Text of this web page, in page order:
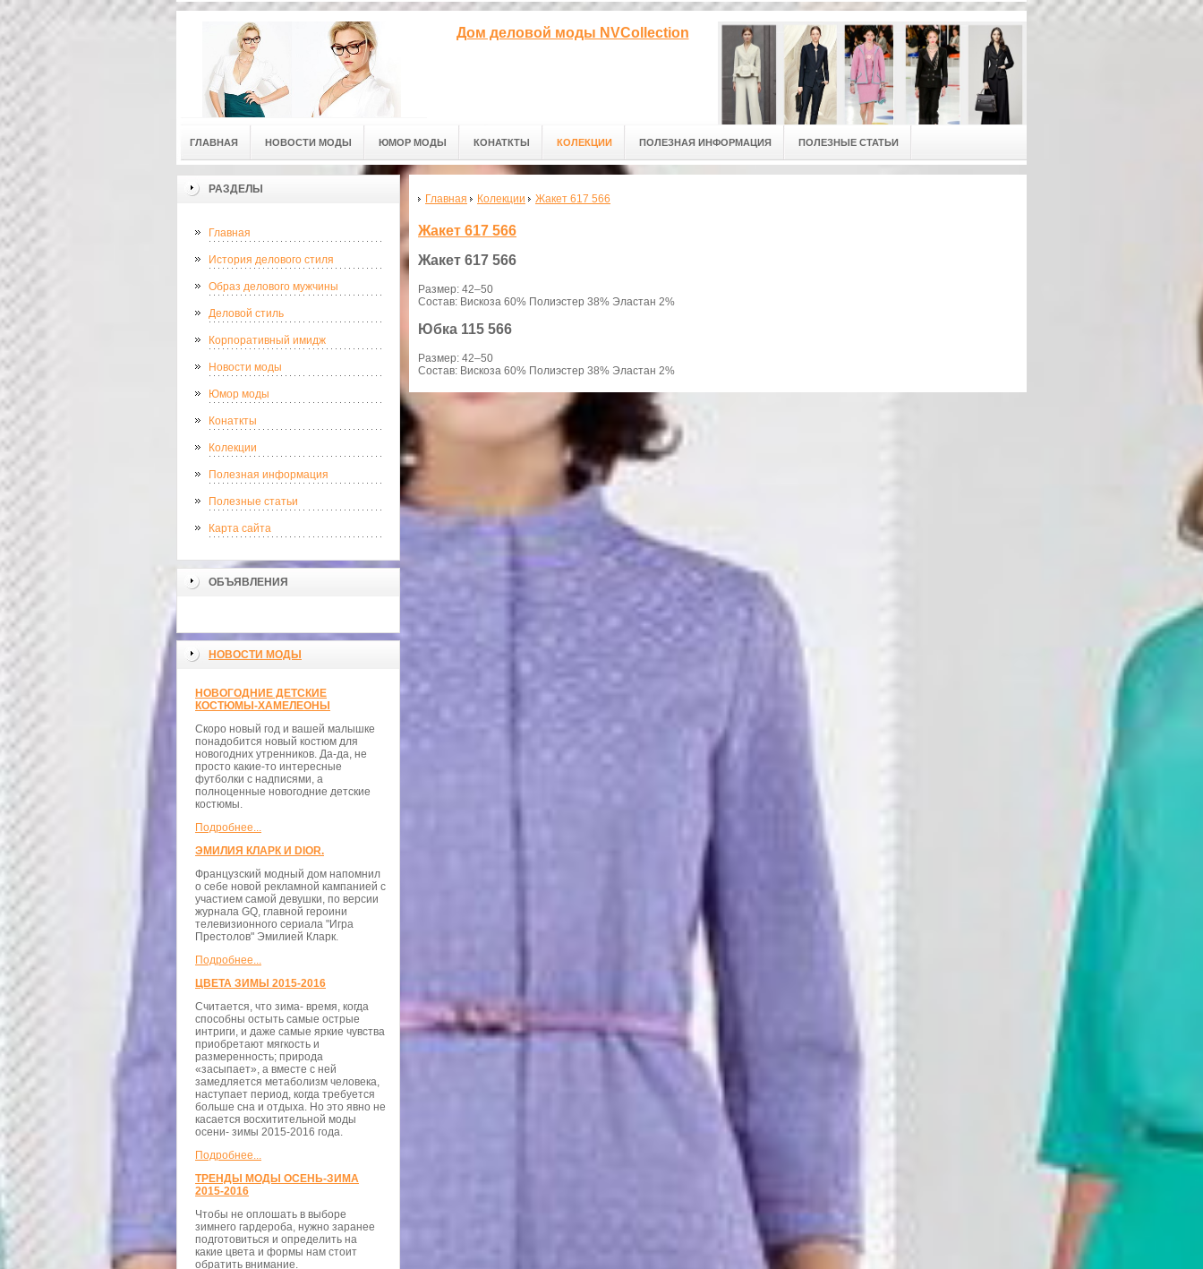
Дом деловой моды NVCollection
ГЛАВНАЯ НОВОСТИ МОДЫ ЮМОР МОДЫ КОНАТКТЫ КОЛЕКЦИИ ПОЛЕЗНАЯ ИНФОРМАЦИЯ ПОЛЕЗНЫЕ СТАТЬИ
РАЗДЕЛЫ
Главная
История делового стиля
Образ делового мужчины
Деловой стиль
Корпоративный имидж
Новости моды
Юмор моды
Конаткты
Колекции
Полезная информация
Полезные статьи
Карта сайта
ОБЪЯВЛЕНИЯ
НОВОСТИ МОДЫ
НОВОГОДНИЕ ДЕТСКИЕ
КОСТЮМЫ-ХАМЕЛЕОНЫ
Скоро новый год и вашей малышке
понадобится новый костюм для
новогодних утренников. Да-да, не
просто какие-то интересные
футболки с надписями, а
полноценные новогодние детские
костюмы.
Подробнее...
ЭМИЛИЯ КЛАРК И DIOR.
Французский модный дом напомнил
о себе новой рекламной кампанией с
участием самой девушки, по версии
журнала GQ, главной героини
телевизионного сериала "Игра
Престолов" Эмилией Кларк.
Подробнее...
ЦВЕТА ЗИМЫ 2015-2016
Считается, что зима- время, когда
способны остыть самые острые
интриги, и даже самые яркие чувства
приобретают мягкость и
размеренность; природа
«засыпает», а вместе с ней
замедляется метаболизм человека,
наступает период, когда требуется
больше сна и отдыха. Но это явно не
касается восхитительной моды
осени- зимы 2015-2016 года.
Подробнее...
ТРЕНДЫ МОДЫ ОСЕНЬ-ЗИМА
2015-2016
Чтобы не оплошать в выборе
зимнего гардероба, нужно заранее
подготовиться и определить на
какие цвета и формы нам стоит
обратить внимание.
Главная Колекции Жакет 617 566
Жакет 617 566
Жакет 617 566
Размер: 42–50
Состав: Вискоза 60% Полиэстер 38% Эластан 2%
Юбка 115 566
Размер: 42–50
Состав: Вискоза 60% Полиэстер 38% Эластан 2%